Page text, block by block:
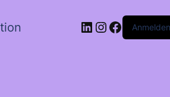
LinkedIn
Instagram
Anmelden